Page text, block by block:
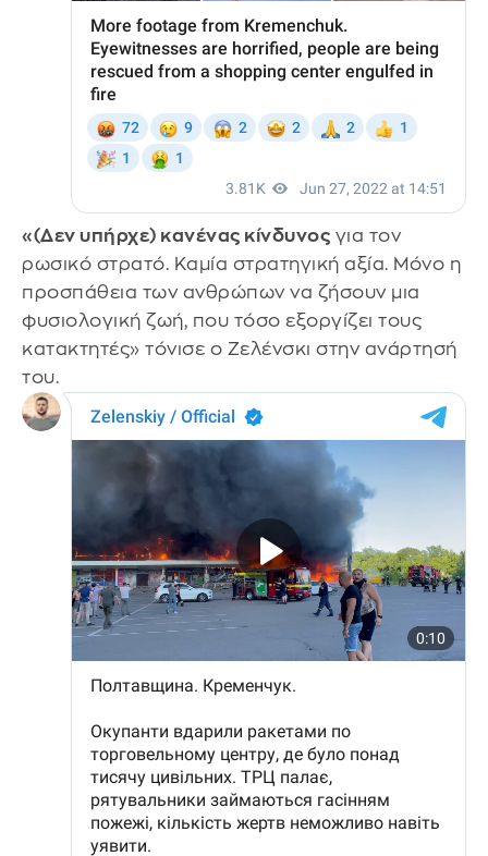
«(Δεν υπήρχε) κανένας κίνδυνος για τον
ρωσικό στρατό. Καμία στρατηγική αξία. Μόνο η
προσπάθεια των ανθρώπων να ζήσουν μια
φυσιολογική ζωή, που τόσο εξοργίζει τους
κατακτητές» τόνισε ο Ζελένσκι στην ανάρτησή
του.